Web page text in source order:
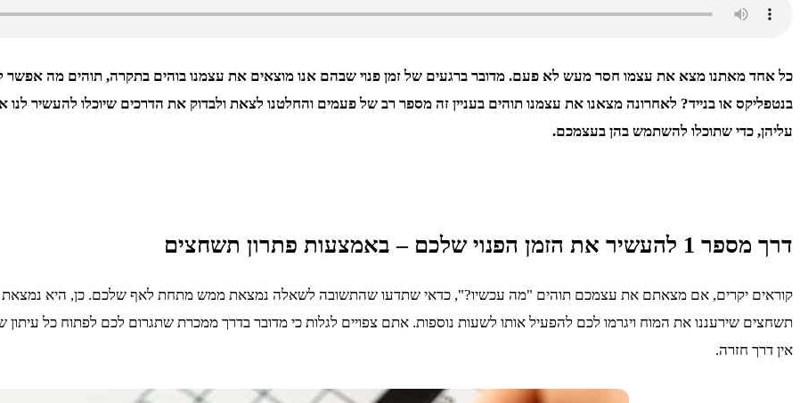
כל אחד מאתנו מצא את עצמו חסר מעש לא פעם. מדובר ברגעים של זמן פנוי שבהם אנו מוצאים את עצמנו בוהים בתקרה, תוהים מה
עליהן, כדי שתוכלו להשתמש בהן בעצמכם.
דרך מספר 1 להעשיר את הזמן הפנוי שלכם – באמצעות פתרון תשחצים
קוראים יקרים, אם מצאתם את עצמכם תוהים "מה עכשיו?", כדאי שתדעו שהתשובה לשאלה נמצאת ממש מתחת לאף שלכם. כן, היא נמצאת
תשחצים שירעננו את המוח ויגרמו לכם להפעיל אותו לשעות נוספות. אתם צפויים לגלות כי מדובר בדרך ממכרת שתגרום לכם לפתוח כל
אין דרך חזרה.